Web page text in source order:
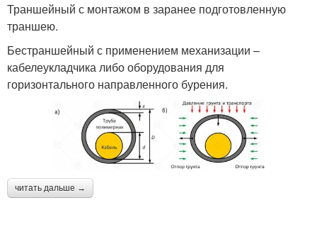
Траншейный с монтажом в заранее подготовленную
траншею.
Бестраншейный с применением механизации –
кабелеукладчика либо оборудования для
горизонтального направленного бурения.
читать дальше →